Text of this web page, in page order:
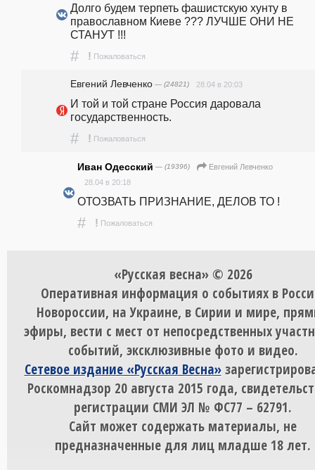
Долго будем терпеть фашистскую хунту в
православном Киеве ??? ЛУЧШЕ ОНИ НЕ
СТАНУТ !!!
# ! Пожаловаться
Евгений Левченко — (24821) 28.04 в 20:03
И той и той стране Россия даровала
государственность.
# ! Пожаловаться
Иван Одесский — (19396)
Евгений Левченко
28.04 в 20:18
ОТОЗВАТЬ ПРИЗНАНИЕ, ДЕЛОВ ТО !
# ! Пожаловаться
«Русская весна» © 2026
Оперативная информация о событиях в
Новороссии, на Украине, в Сирии и мире,
эфиры, вести с мест от непосредственных
событий, эксклюзивные фото и видео.
Сетевое издание «Русская Весна»
Роскомнадзор 20 августа 2015 года,
регистрации СМИ ЭЛ № ФС77 – 62791.
Сайт может содержать материалы, не
предназначенные для лиц младше 18 лет.